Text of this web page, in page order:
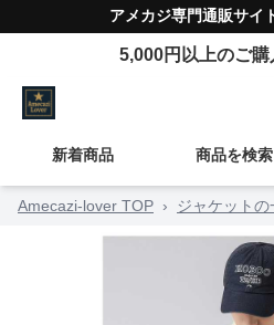
アメカジ専門通販サイ
5,000円以上のご
新着商品 商品を検索
Amecazi-lover TOP › ジャケットの